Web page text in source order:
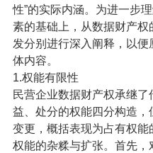
性”的实际内涵。为进一步
素的基础上，从数据财产
发分别进行深入阐释，以
体内容。
1.权能有限性
民营企业数据财产权承继
益、处分的权能四分构造
变更，概括表现为占有权
权能的杂糅与扩张。首先